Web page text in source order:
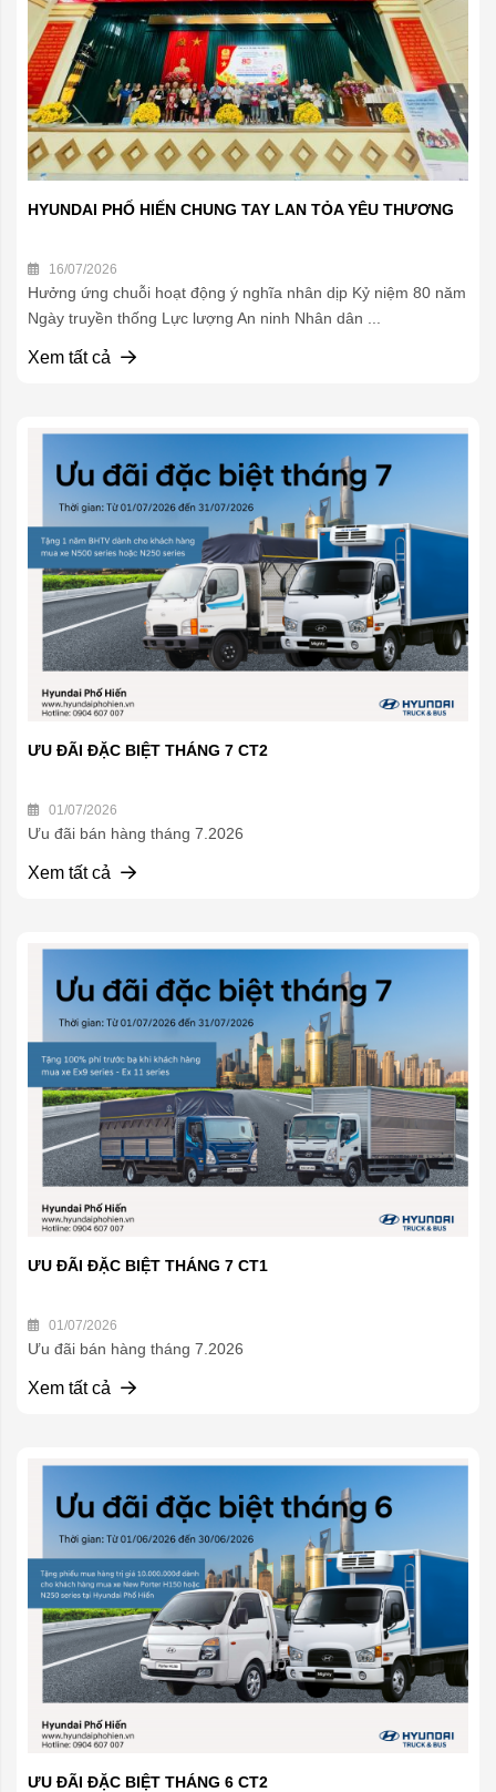
HYUNDAI PHỐ HIẾN CHUNG TAY LAN TỎA YÊU THƯƠNG
16/07/2026
Hưởng ứng chuỗi hoạt động ý nghĩa nhân dịp Kỷ niệm 80 năm
Ngày truyền thống Lực lượng An ninh Nhân dân ...
Xem tất cả
ƯU ĐÃI ĐẶC BIỆT THÁNG 7 CT2
01/07/2026
Ưu đãi bán hàng tháng 7.2026
Xem tất cả
ƯU ĐÃI ĐẶC BIỆT THÁNG 7 CT1
01/07/2026
Ưu đãi bán hàng tháng 7.2026
Xem tất cả
ƯU ĐÃI ĐẶC BIỆT THÁNG 6 CT2